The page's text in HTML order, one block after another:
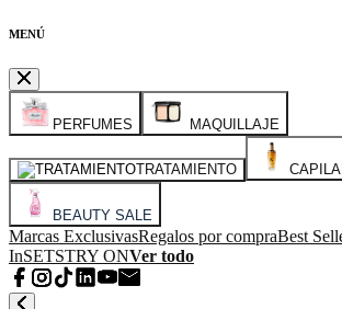
MENÚ
PERFUMES MAQUILLAJE
TRATAMIENTO
BEAUTY SALE
Marcas ExclusivasRegalos por compraBest
InSETSTRY ONVer todo